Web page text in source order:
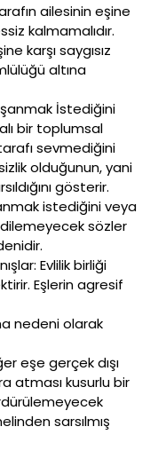
ailesinin eşine
kalmamalıdır.
karşı saygısız
altına
İstediğini
bir toplumsal
sevmediğini
olduğunun, yani
gösterir.
istediğini veya
sözler
Evlilik birliği
Eşlerin agresif
nedeni olarak
eşe gerçek dışı
atması kusurlu bir
sarsılmış